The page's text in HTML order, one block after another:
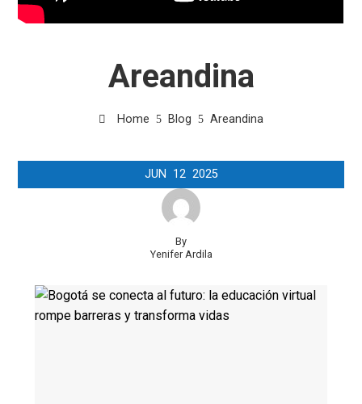
Areandina
Home Blog Areandina
JUN 12 2025
By
Yenifer Ardila